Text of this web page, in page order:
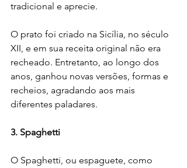
tradicional e aprecie.
O prato foi criado na Sicília, no século
XII, e em sua receita original não era
recheado. Entretanto, ao longo dos
anos, ganhou novas versões, formas e
recheios, agradando aos mais
diferentes paladares.
3. Spaghetti
O Spaghetti, ou espaguete, como